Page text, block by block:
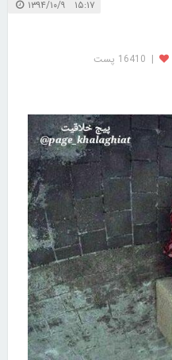
۱۵:۱۷ ۱۳۹۴/۱۰/۹
| 16410 پست